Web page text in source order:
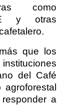
como
y otras
que los
del Café
agroforestal
a